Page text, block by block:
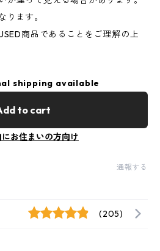
ます。
商品であることをご理解の上
shipping available
to cart
にお住まいの方向け
通報する
(205)